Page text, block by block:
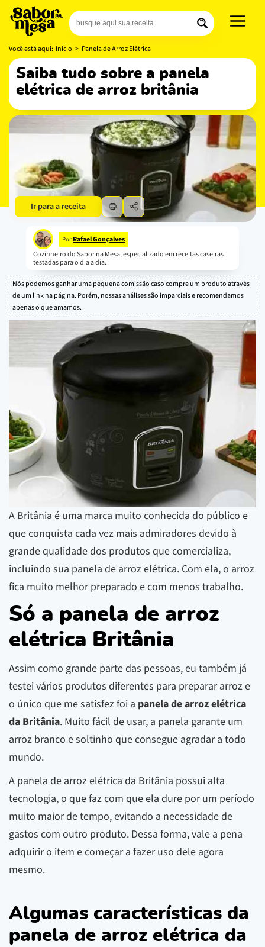
Você está aqui: Início > Panela de Arroz Elétrica
saiba tudo sobre a panela
elétrica de arroz britânia
Ir para a receita
Por Rafael Gonçalves
Cozinheiro do Sabor na Mesa, especializado em receitas caseiras
testadas para o dia a dia.
Nós podemos ganhar uma pequena comissão caso compre um produto através
de um link na página. Porém, nossas análises são imparciais e recomendamos
apenas o que amamos.
A Britânia é uma marca muito conhecida do público e
que conquista cada vez mais admiradores devido à
grande qualidade dos produtos que comercializa,
incluindo sua panela de arroz elétrica. Com ela, o arroz
fica muito melhor preparado e com menos trabalho.
Só a panela de arroz
elétrica Britânia
Assim como grande parte das pessoas, eu também já
testei vários produtos diferentes para preparar arroz e
o único que me satisfez foi a panela de arroz elétrica
da Britânia. Muito fácil de usar, a panela garante um
arroz branco e soltinho que consegue agradar a todo
mundo.
A panela de arroz elétrica da Britânia possui alta
tecnologia, o que faz com que ela dure por um período
muito maior de tempo, evitando a necessidade de
gastos com outro produto. Dessa forma, vale a pena
adquirir o item e começar a fazer uso dele agora
mesmo.
Algumas características da
panela de arroz elétrica da